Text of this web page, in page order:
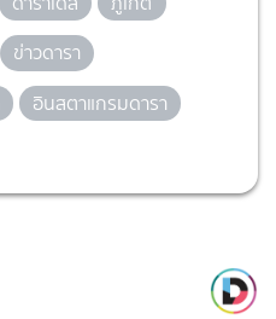
ข่าวดารา
อินสตาแกรมดารา